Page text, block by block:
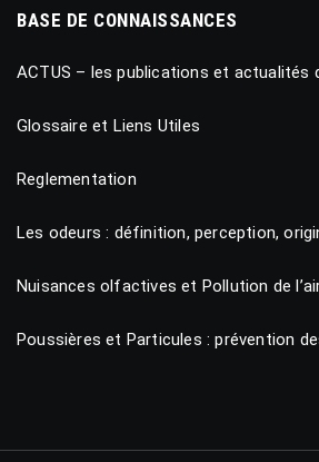
BASE DE CONNAISSANCES
ACTUS – les publications et actualités
Glossaire et Liens Utiles
Reglementation
Les odeurs : définition, perception,
Nuisances olfactives et Pollution de
Poussières et Particules : prévention